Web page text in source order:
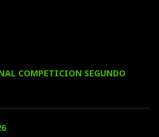
COMPETICION SEGUNDO